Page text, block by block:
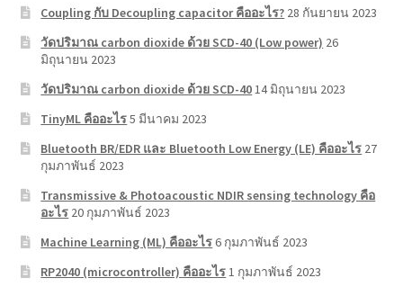
Coupling กับ Decoupling capacitor คืออะไร? 28 กันยายน 2023
วัดปริมาณ carbon dioxide ด้วย SCD-40 (Low power) 26
มิถุนายน 2023
วัดปริมาณ carbon dioxide ด้วย SCD-4014 มิถุนายน 2023
TinyML คืออะไร5 มีนาคม 2023
Bluetooth BR/EDR และ Bluetooth Low Energy (LE) คืออะไร 27
กุมภาพันธ์ 2023
Transmissive & Photoacoustic NDIR sensing technology คือ
อะไร 20 กุมภาพันธ์ 2023
Machine Learning (ML) คืออะไร6 กุมภาพันธ์ 2023
RP2040 (microcontroller) คืออะไร1 กุมภาพันธ์ 2023